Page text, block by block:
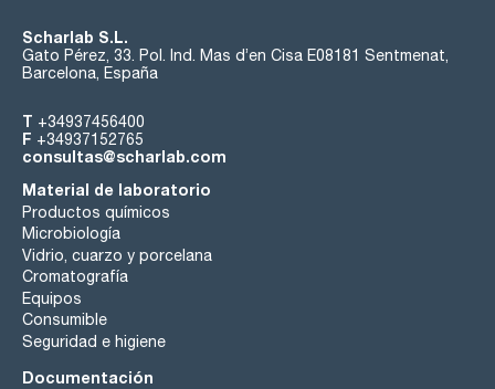
Scharlab S.L.
Gato Pérez, 33. Pol. Ind. Mas d’en Cisa E08181 Sentmenat,
Barcelona, España
T +34937456400
F +34937152765
consultas@scharlab.com
Material de laboratorio
Productos químicos
Microbiología
Vidrio, cuarzo y porcelana
Cromatografía
Equipos
Consumible
Seguridad e higiene
Documentación